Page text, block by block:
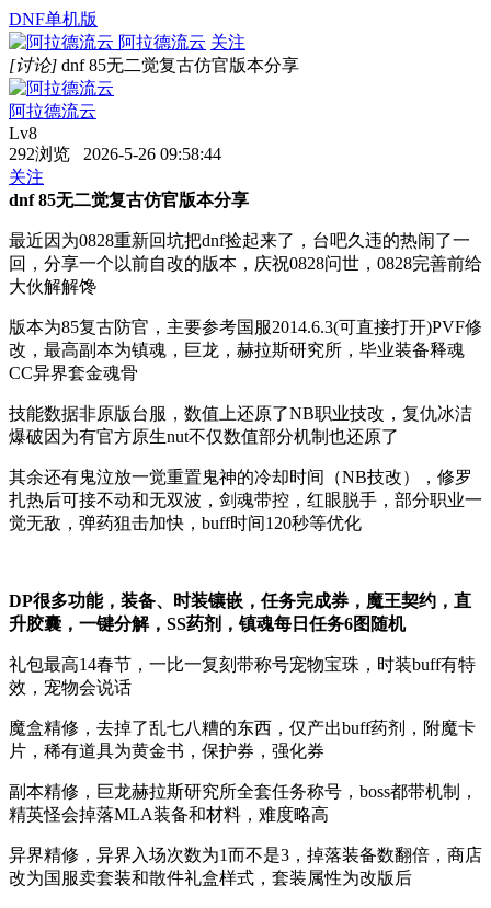
DNF单机版
阿拉德流云 关注
[讨论] dnf 85无二觉复古仿官版本分享
阿拉德流云
Lv8
292浏览 2026-5-26 09:58:44
关注
dnf 85无二觉复古仿官版本分享
最近因为0828重新回坑把dnf捡起来了，台吧久违的热闹了一
回，分享一个以前自改的版本，庆祝0828问世，0828完善前给
大伙解解馋
版本为85复古防官，主要参考国服2014.6.3(可直接打开)PVF修
改，最高副本为镇魂，巨龙，赫拉斯研究所，毕业装备释魂
CC异界套金魂骨
技能数据非原版台服，数值上还原了NB职业技改，复仇冰洁
爆破因为有官方原生nut不仅数值部分机制也还原了
其余还有鬼泣放一觉重置鬼神的冷却时间（NB技改），修罗
扎热后可接不动和无双波，剑魂带控，红眼脱手，部分职业一
觉无敌，弹药狙击加快，buff时间120秒等优化
DP很多功能，装备、时装镶嵌，任务完成券，魔王契约，直
升胶囊，一键分解，SS药剂，镇魂每日任务6图随机
礼包最高14春节，一比一复刻带称号宠物宝珠，时装buff有特
效，宠物会说话
魔盒精修，去掉了乱七八糟的东西，仅产出buff药剂，附魔卡
片，稀有道具为黄金书，保护券，强化券
副本精修，巨龙赫拉斯研究所全套任务称号，boss都带机制，
精英怪会掉落MLA装备和材料，难度略高
异界精修，异界入场次数为1而不是3，掉落装备数翻倍，商店
改为国服卖套装和散件礼盒样式，套装属性为改版后